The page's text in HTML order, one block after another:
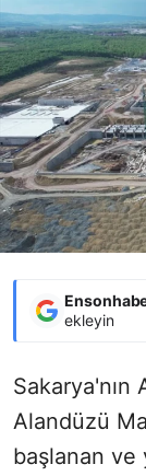
ekleyin
Sakarya'nın
Alandüzü
başlanan